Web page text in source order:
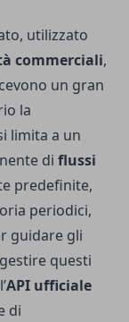
utilizzato
commerciali,
un gran
la
limita a un
di flussi
predefinite,
periodici,
guidare gli
questi
API ufficiale
di